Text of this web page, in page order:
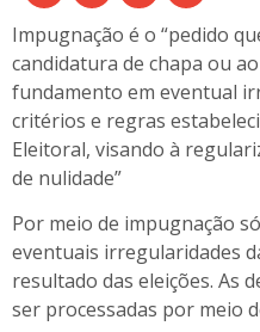
Impugnação é o “pedido
candidatura de chapa ou
fundamento em eventual
critérios e regras
Eleitoral, visando à
de nulidade”
Por meio de impugnação
eventuais irregularidades
resultado das eleições. As
ser processadas por meio